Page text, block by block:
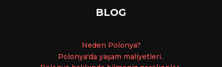
BLOG
Neden Polonya?
Polonya'da yaşam maliyetleri..